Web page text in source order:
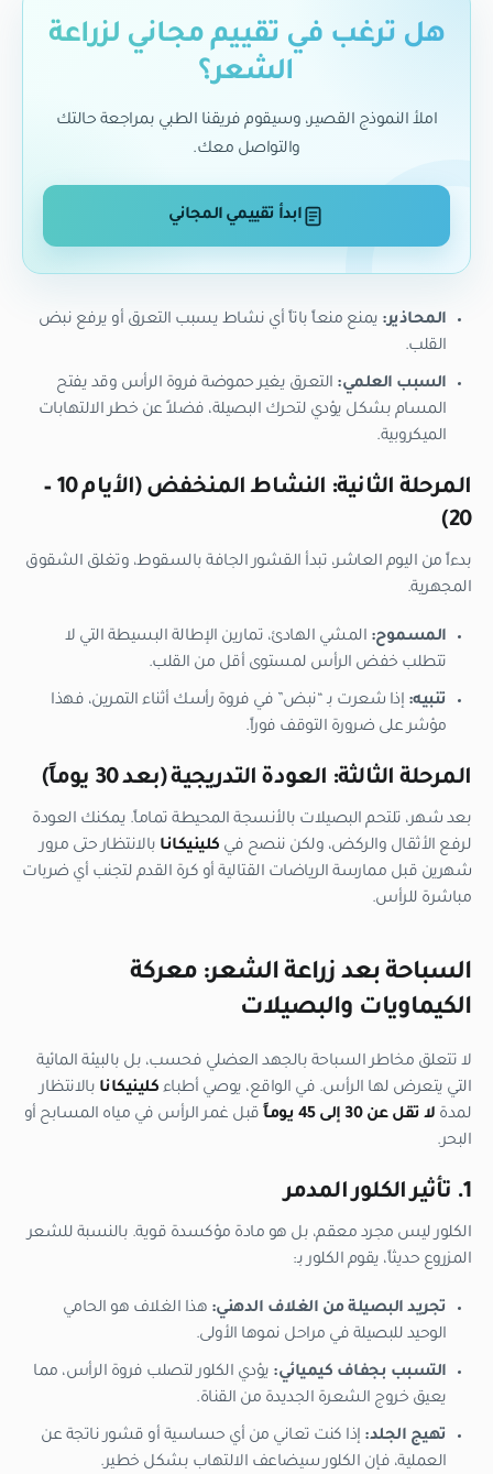
هل ترغب في تقييم مجاني لزراعة
الشعر؟
املأ النموذج القصير، وسيقوم فريقنا الطبي بمراجعة حالتك
والتواصل معك.
ابدأ تقييمي المجاني
المحاذير: يمنع منعاً باتاً أي نشاط يسبب التعرق أو يرفع نبض
القلب.
السبب العلمي: التعرق يغير حموضة فروة الرأس وقد يفتح
المسام بشكل يؤدي لتحرك البصيلة، فضلاً عن خطر الالتهابات
الميكروبية.
المرحلة الثانية: النشاط المنخفض (الأيام 10 –
20)
بدءاً من اليوم العاشر، تبدأ القشور الجافة بالسقوط، وتغلق الشقوق
المجهرية.
المسموح: المشي الهادئ، تمارين الإطالة البسيطة التي لا
تتطلب خفض الرأس لمستوى أقل من القلب.
تنبيه: إذا شعرت بـ “نبض” في فروة رأسك أثناء التمرين، فهذا
مؤشر على ضرورة التوقف فوراً.
المرحلة الثالثة: العودة التدريجية (بعد 30 يوماً)
بعد شهر، تلتحم البصيلات بالأنسجة المحيطة تماماً. يمكنك العودة
لرفع الأثقال والركض، ولكن ننصح في كلينيكانا بالانتظار حتى مرور
شهرين قبل ممارسة الرياضات القتالية أو كرة القدم لتجنب أي ضربات
مباشرة للرأس.
السباحة بعد زراعة الشعر: معركة
الكيماويات والبصيلات
لا تتعلق مخاطر السباحة بالجهد العضلي فحسب، بل بالبيئة المائية
التي يتعرض لها الرأس. في الواقع، يوصي أطباء كلينيكانا بالانتظار
لمدة لا تقل عن 30 إلى 45 يوماً
قبل غمر الرأس في مياه المسابح أو
البحر.
1. تأثير الكلور المدمر
الكلور ليس مجرد معقم، بل هو مادة مؤكسدة قوية. بالنسبة للشعر
المزروع حديثاً، يقوم الكلور بـ:
تجريد البصيلة من الغلاف الدهني: هذا الغلاف هو الحامي
الوحيد للبصيلة في مراحل نموها الأولى.
التسبب بجفاف كيميائي: يؤدي الكلور لتصلب فروة الرأس، مما
يعيق خروج الشعرة الجديدة من القناة.
تهيج الجلد: إذا كنت تعاني من أي حساسية أو قشور ناتجة عن
العملية، فإن الكلور سيضاعف الالتهاب بشكل خطير.